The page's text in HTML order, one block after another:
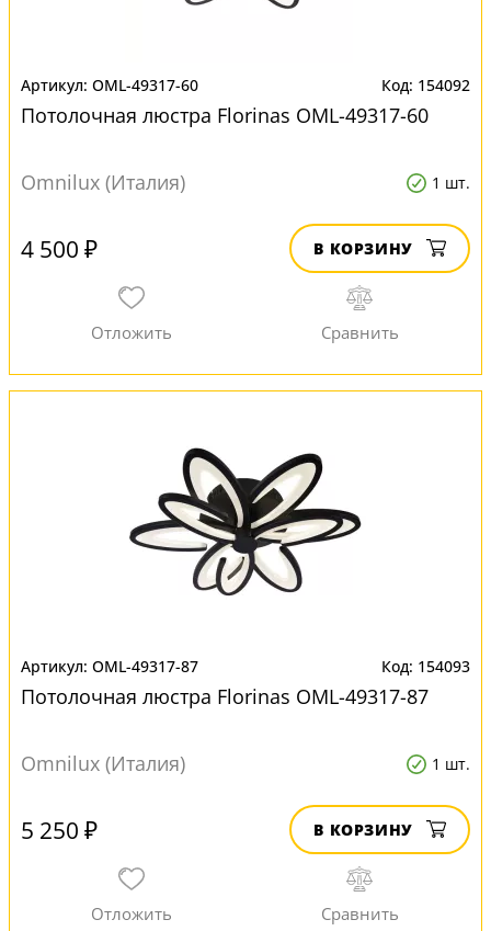
OML-49317-60 154092
Потолочная люстра Florinas OML-49317-60
Omnilux (Италия) 1 шт.
4 500 ₽ В КОРЗИНУ
OML-49317-87 154093
Потолочная люстра Florinas OML-49317-87
Omnilux (Италия) 1 шт.
5 250 ₽ В КОРЗИНУ